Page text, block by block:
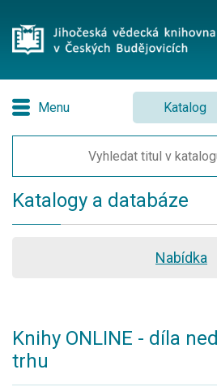
Menu Katalog
Katalogy a databáze
Nabídka
Knihy ONLINE - díla
trhu